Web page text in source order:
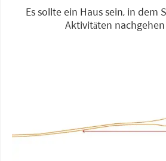
Es sollte ein Haus sein, in dem
Aktivitäten